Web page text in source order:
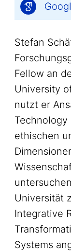
Stefan
Fellow an
University
nutzt er
ethischen
Universität
Integrative
Systems